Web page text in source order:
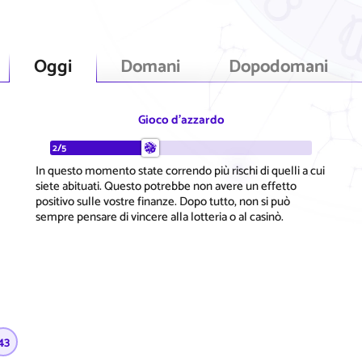
Oggi Domani Dopodomani
Gioco d'azzardo
2/5
In questo momento state correndo più rischi di quelli a cui
siete abituati. Questo potrebbe non avere un effetto
positivo sulle vostre finanze. Dopo tutto, non si può
sempre pensare di vincere alla lotteria o al casinò.